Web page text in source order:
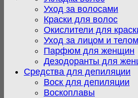
Уход за волосами
Краски для волос
Окислители для
Уход за лицом и телом
Парфюм для женщин
Дезодоранты для
Средства для депиляции
Воск для депиляции
Воскоплавы